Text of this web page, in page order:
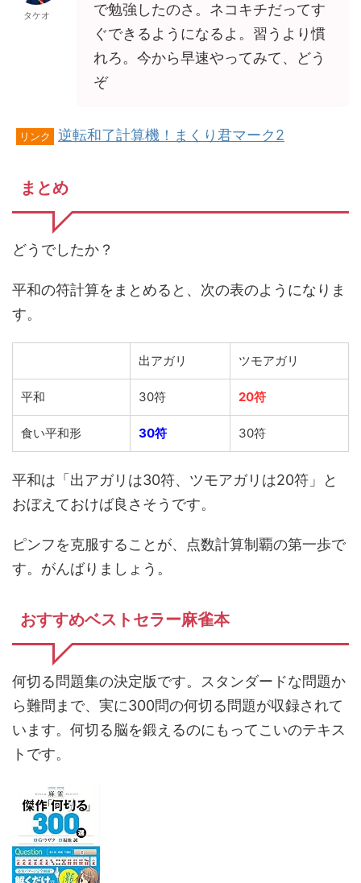
タケオ
で勉強したのさ。ネコキチだってす
ぐできるようになるよ。習うより慣
れろ。今から早速やってみて、どう
ぞ
リンク 逆転和了計算機！まくり君マーク2
まとめ
どうでしたか？
平和の符計算をまとめると、次の表のようになりま
す。
出アガリ ツモアガリ
平和 30符 20符
食い平和形 30符 30符
平和は「出アガリは30符、ツモアガリは20符」と
おぼえておけば良さそうです。
ピンフを克服することが、点数計算制覇の第一歩で
す。がんばりましょう。
おすすめベストセラー麻雀本
何切る問題集の決定版です。スタンダードな問題か
ら難問まで、実に300問の何切る問題が収録されて
います。何切る脳を鍛えるのにもってこいのテキス
トです。